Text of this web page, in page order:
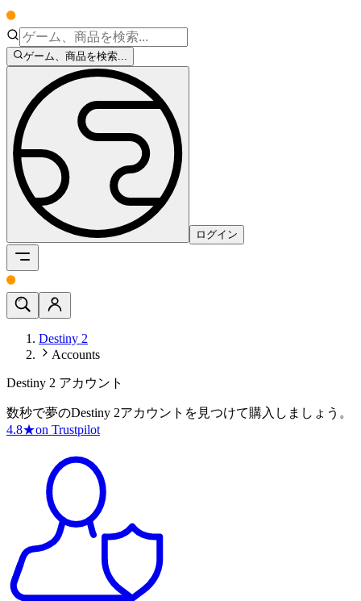
ゲーム、商品を検索...
ログイン
Destiny 2
Accounts
Destiny 2 アカウント
数秒で夢のDestiny 2アカウントを見つけて購入しましょう。
4.8★on Trustpilot